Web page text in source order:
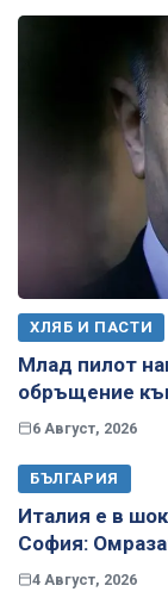
ХЛЯБ И ПАСТИ
Млад пилот
обръщение
6 Август, 2026
БЪЛГАРИЯ
Италия е в
София:
4 Август, 2026